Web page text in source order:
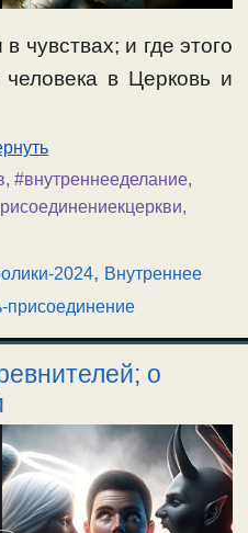
чувствах; и где этого
человека в Церковь и
, #внутреннееделание,
,
2024, Внутреннее
присоединение
о